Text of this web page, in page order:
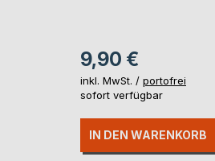
9,90 €
inkl. MwSt. / portofrei
sofort verfügbar
IN DEN WARENKORB